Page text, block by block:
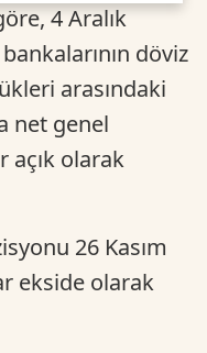
4 Aralık
döviz
arasındaki
net genel
açık olarak
26 Kasım
ekside olarak